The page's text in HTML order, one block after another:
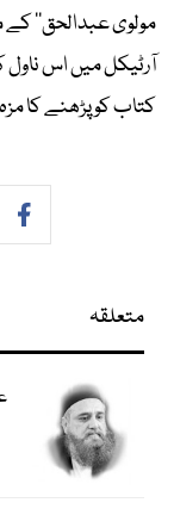
مولوی عبدالحق‘‘
آرٹیکل میں اس ناول
کتاب کو پڑھنے کا
متعلقہ